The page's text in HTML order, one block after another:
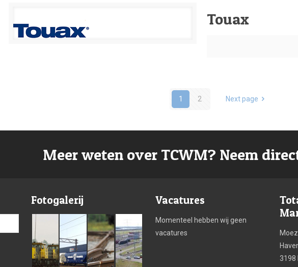
Touax
1 2 Next page
Meer weten over TCWM? Neem
Fotogalerij Vacatures
Momenteel hebben wij geen
vacatures
3198